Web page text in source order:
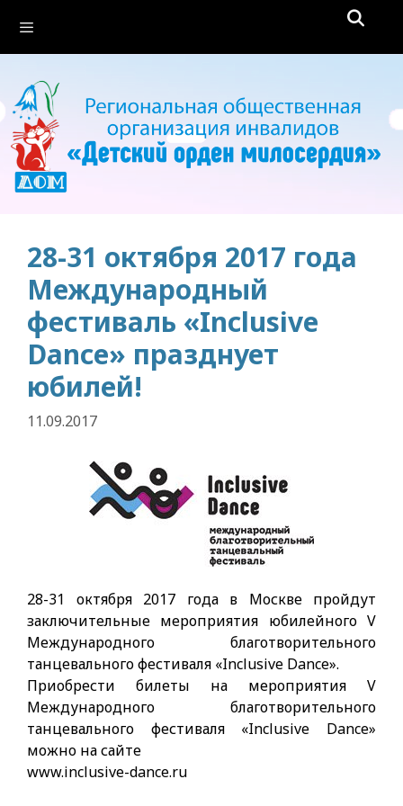
содержимому
28-31 октября 2017 года
Международный
фестиваль «Inclusive
Dance» празднует
юбилей!
11.09.2017
28-31 октября 2017 года в Москве пройдут
заключительные мероприятия юбилейного V
Международного благотворительного
танцевального фестиваля «Inclusive Dance».
Приобрести билеты на мероприятия V
Международного благотворительного
танцевального фестиваля «Inclusive Dance»
можно на сайте
www.inclusive-dance.ru